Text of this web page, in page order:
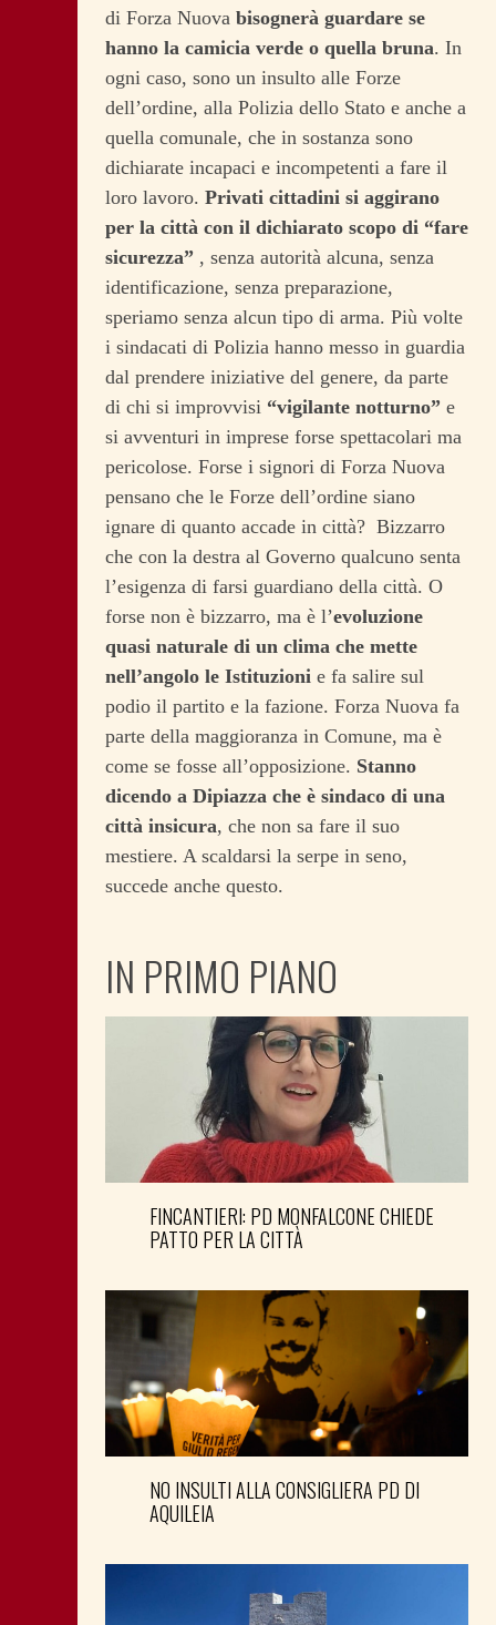
di Forza Nuova bisognerà guardare se
hanno la camicia verde o quella bruna. In
ogni caso, sono un insulto alle Forze
dell’ordine, alla Polizia dello Stato e anche a
quella comunale, che in sostanza sono
dichiarate incapaci e incompetenti a fare il
loro lavoro. Privati cittadini si aggirano
per la città con il dichiarato scopo di “fare
sicurezza” , senza autorità alcuna, senza
identificazione, senza preparazione,
speriamo senza alcun tipo di arma. Più volte
i sindacati di Polizia hanno messo in guardia
dal prendere iniziative del genere, da parte
di chi si improvvisi “vigilante notturno” e
si avventuri in imprese forse spettacolari ma
pericolose. Forse i signori di Forza Nuova
pensano che le Forze dell’ordine siano
ignare di quanto accade in città? Bizzarro
che con la destra al Governo qualcuno senta
l’esigenza di farsi guardiano della città. O
forse non è bizzarro, ma è l’evoluzione
quasi naturale di un clima che mette
nell’angolo le Istituzioni e fa salire sul
podio il partito e la fazione. Forza Nuova fa
parte della maggioranza in Comune, ma è
come se fosse all’opposizione. Stanno
dicendo a Dipiazza che è sindaco di una
città insicura, che non sa fare il suo
mestiere. A scaldarsi la serpe in seno,
succede anche questo.
IN PRIMO PIANO
FINCANTIERI: PD MONFALCONE CHIEDE
PATTO PER LA CITTÀ
NO INSULTI ALLA CONSIGLIERA PD DI
AQUILEIA